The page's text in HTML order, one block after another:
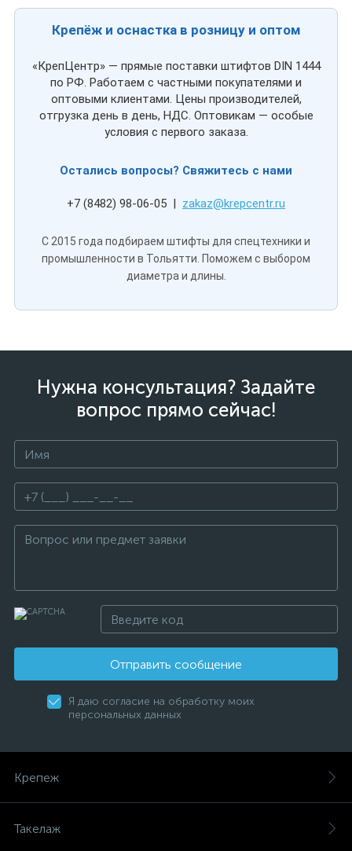
Крепёж и оснастка в розницу и оптом
«КрепЦентр» — прямые поставки штифтов DIN 1444
по РФ. Работаем с частными покупателями и
оптовыми клиентами. Цены производителей,
отгрузка день в день, НДС. Оптовикам — особые
условия с первого заказа.
Остались вопросы? Свяжитесь с нами
+7 (8482) 98-06-05 | zakaz@krepcentr.ru
С 2015 года подбираем штифты для спецтехники и
промышленности в Тольятти. Поможем с выбором
диаметра и длины.
Нужна консультация? Задайте
вопрос прямо сейчас!
Отправить сообщение
Я даю согласие на обработку моих
персональных данных
Крепеж
Такелаж